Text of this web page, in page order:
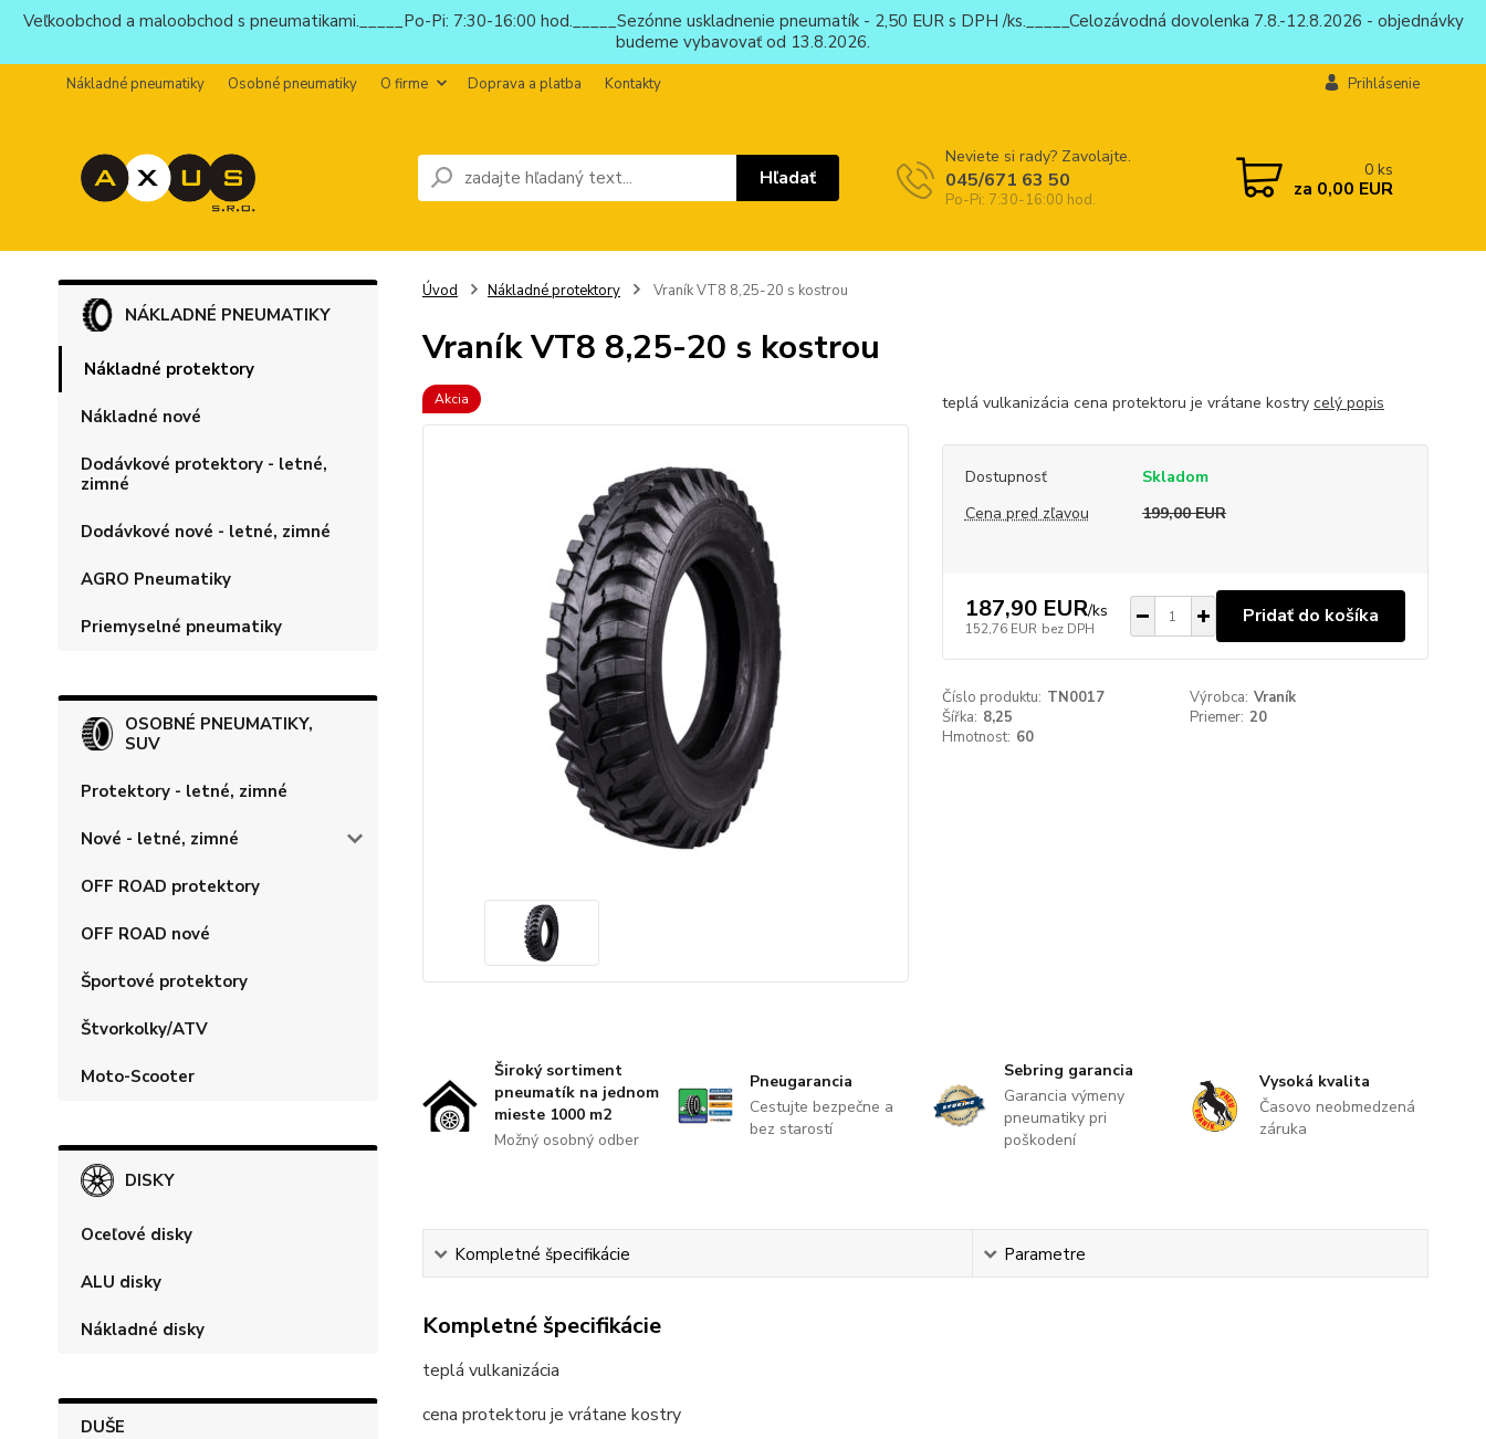
Veľkoobchod a maloobchod s pneumatikami._____Po-Pi: 7:30-16:00 hod._____Sezónne uskladnenie pneumatík - 2,50 EUR s DPH /ks._____Celozávodná dovolenka 7.8.-12.8.2026 - objednávky
budeme vybavovať od 13.8.2026.
Nákladné pneumatiky Osobné pneumatiky O firme Doprava a platba Kontakty Prihlásenie
Hľadať
Neviete si rady? Zavolajte.
045/671 63 50
Po-Pi: 7:30-16:00 hod.
0 ks
za 0,00 EUR
NÁKLADNÉ PNEUMATIKY
Nákladné protektory
Nákladné nové
Dodávkové protektory - letné,
zimné
Dodávkové nové - letné, zimné
AGRO Pneumatiky
Priemyselné pneumatiky
OSOBNÉ PNEUMATIKY,
SUV
Protektory - letné, zimné
Nové - letné, zimné
OFF ROAD protektory
OFF ROAD nové
Športové protektory
Štvorkolky/ATV
Moto-Scooter
DISKY
Oceľové disky
ALU disky
Nákladné disky
DUŠE
Úvod Nákladné protektory Vraník VT8 8,25-20 s kostrou
Vraník VT8 8,25-20 s kostrou
Akcia teplá vulkanizácia cena protektoru je vrátane kostry celý popis
Dostupnosť
Skladom
Cena pred zľavou
199,00 EUR
187,90 EUR/ks
152,76 EUR bez DPH
Pridať do košíka
Číslo produktu: TN0017 Výrobca: Vraník
Šířka: 8,25 Priemer: 20
Hmotnost: 60
Široký sortiment
pneumatík na jednom
mieste 1000 m2
Možný osobný odber
Pneugarancia
Cestujte bezpečne a
bez starostí
Sebring garancia
Garancia výmeny
pneumatiky pri
poškodení
Vysoká kvalita
Časovo neobmedzená
záruka
Kompletné špecifikácie Parametre
Kompletné špecifikácie
teplá vulkanizácia
cena protektoru je vrátane kostry